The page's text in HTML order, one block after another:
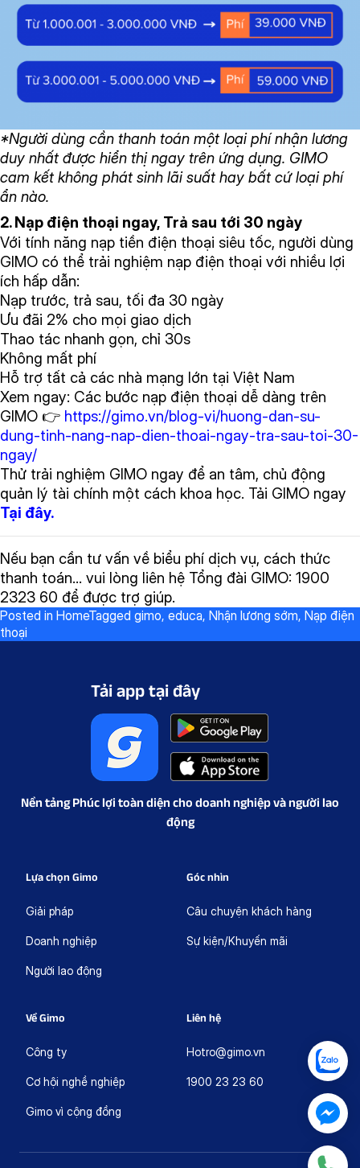
*Người dùng cần thanh toán một loại phí nhận lương
duy nhất được hiển thị ngay trên ứng dụng. GIMO
cam kết không phát sinh lãi suất hay bất cứ loại phí
ẩn nào.
2. Nạp điện thoại ngay, Trả sau tới 30 ngày
Với tính năng nạp tiền điện thoại siêu tốc, người dùng
GIMO có thể trải nghiệm nạp điện thoại với nhiều lợi
ích hấp dẫn:
Nạp trước, trả sau, tối đa 30 ngày
Ưu đãi 2% cho mọi giao dịch
Thao tác nhanh gọn, chỉ 30s
Không mất phí
Hỗ trợ tất cả các nhà mạng lớn tại Việt Nam
Xem ngay: Các bước nạp điện thoại dễ dàng trên
GIMO 👉 https://gimo.vn/blog-vi/huong-dan-su-
dung-tinh-nang-nap-dien-thoai-ngay-tra-sau-toi-30-
ngay/
Thử trải nghiệm GIMO ngay để an tâm, chủ động
quản lý tài chính một cách khoa học. Tải GIMO ngay
Tại đây.
Nếu bạn cần tư vấn về biểu phí dịch vụ, cách thức
thanh toán… vui lòng liên hệ Tổng đài GIMO: 1900
2323 60 để được trợ giúp.
Posted in HomeTagged gimo, educa, Nhận lương sớm, Nạp điện
thoại
Tải app tại đây
Nền tảng Phúc lợi toàn diện cho doanh nghiệp và người lao
động
Lựa chọn Gimo
Giải pháp
Doanh nghiệp
Người lao động
Góc nhìn
Câu chuyện khách hàng
Sự kiện/Khuyến mãi
Về Gimo
Công ty
Cơ hội nghề nghiệp
Gimo vì cộng đồng
Liên hệ
Hotro@gimo.vn
1900 23 23 60